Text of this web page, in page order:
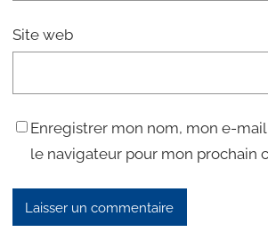
Site web
Enregistrer mon nom, mon e-
le navigateur pour mon prochain